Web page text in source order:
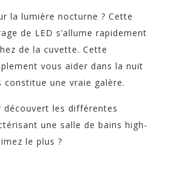
la lumière nocturne ? Cette
de LED s’allume rapidement
de la cuvette. Cette
vous aider dans la nuit
une vraie galère.
découvert les différentes
une salle de bains high-
le plus ?